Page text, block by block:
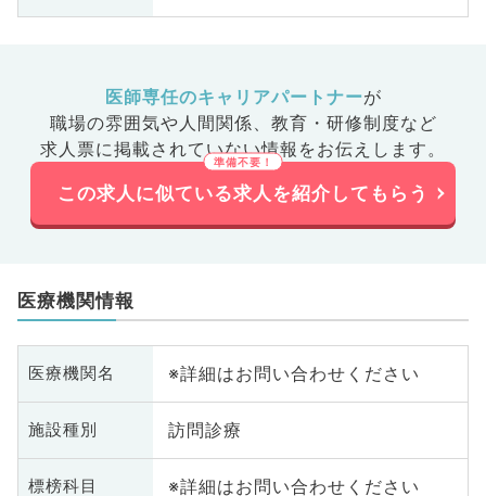
医師専任のキャリアパートナーが
職場の雰囲気や人間関係、 教育・研修制度など
求人票に掲載されていない情報をお伝えします。
この求人に似ている求人を紹介してもらう
医療機関情報
医療機関名 ※詳細はお問い合わせください
施設種別 訪問診療
標榜科目 ※詳細はお問い合わせください